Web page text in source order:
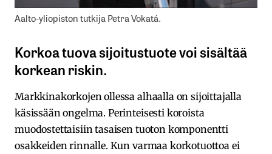
Aalto-yliopiston tutkija Petra Vokatá.
Korkoa tuova sijoitustuote voi sisältää
korkean riskin.
Markkinakorkojen ollessa alhaalla on sijoittajalla
käsissään ongelma. Perinteisesti koroista
muodostettaisiin tasaisen tuoton komponentti
osakkeiden rinnalle. Kun varmaa korkotuottoa ei